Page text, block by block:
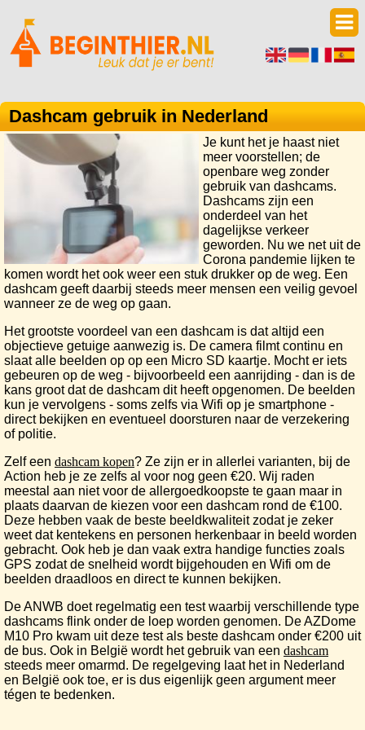
Dashcam gebruik in Nederland
Je kunt het je haast niet
meer voorstellen; de
openbare weg zonder
gebruik van dashcams.
Dashcams zijn een
onderdeel van het
dagelijkse verkeer
geworden. Nu we net uit de
Corona pandemie lijken te
komen wordt het ook weer een stuk drukker op de weg. Een
dashcam geeft daarbij steeds meer mensen een veilig gevoel
wanneer ze de weg op gaan.
Het grootste voordeel van een dashcam is dat altijd een
objectieve getuige aanwezig is. De camera filmt continu en
slaat alle beelden op op een Micro SD kaartje. Mocht er iets
gebeuren op de weg - bijvoorbeeld een aanrijding - dan is de
kans groot dat de dashcam dit heeft opgenomen. De beelden
kun je vervolgens - soms zelfs via Wifi op je smartphone -
direct bekijken en eventueel doorsturen naar de verzekering
of politie.
Zelf een dashcam kopen? Ze zijn er in allerlei varianten, bij de
Action heb je ze zelfs al voor nog geen €20. Wij raden
meestal aan niet voor de allergoedkoopste te gaan maar in
plaats daarvan de kiezen voor een dashcam rond de €100.
Deze hebben vaak de beste beeldkwaliteit zodat je zeker
weet dat kentekens en personen herkenbaar in beeld worden
gebracht. Ook heb je dan vaak extra handige functies zoals
GPS zodat de snelheid wordt bijgehouden en Wifi om de
beelden draadloos en direct te kunnen bekijken.
De ANWB doet regelmatig een test waarbij verschillende type
dashcams flink onder de loep worden genomen. De AZDome
M10 Pro kwam uit deze test als beste dashcam onder €200 uit
de bus. Ook in België wordt het gebruik van een dashcam
steeds meer omarmd. De regelgeving laat het in Nederland
en België ook toe, er is dus eigenlijk geen argument meer
tégen te bedenken.